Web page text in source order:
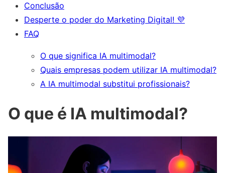
Conclusão
Desperte o poder do Marketing Digital! 💜
FAQ
O que significa IA multimodal?
Quais empresas podem utilizar IA multimodal?
A IA multimodal substitui profissionais?
O que é IA multimodal?